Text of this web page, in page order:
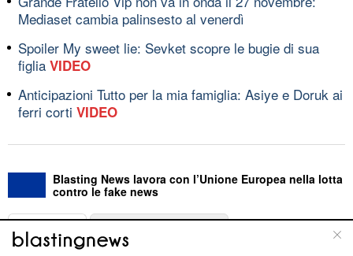
Mediaset cambia palinsesto al venerdì
Spoiler My sweet lie: Sevket scopre le bugie di sua
figlia VIDEO
Anticipazioni Tutto per la mia famiglia: Asiye e Doruk ai
ferri corti VIDEO
Blasting News lavora con l’Unione Europea nella lotta
contro le fake news
ABOUT